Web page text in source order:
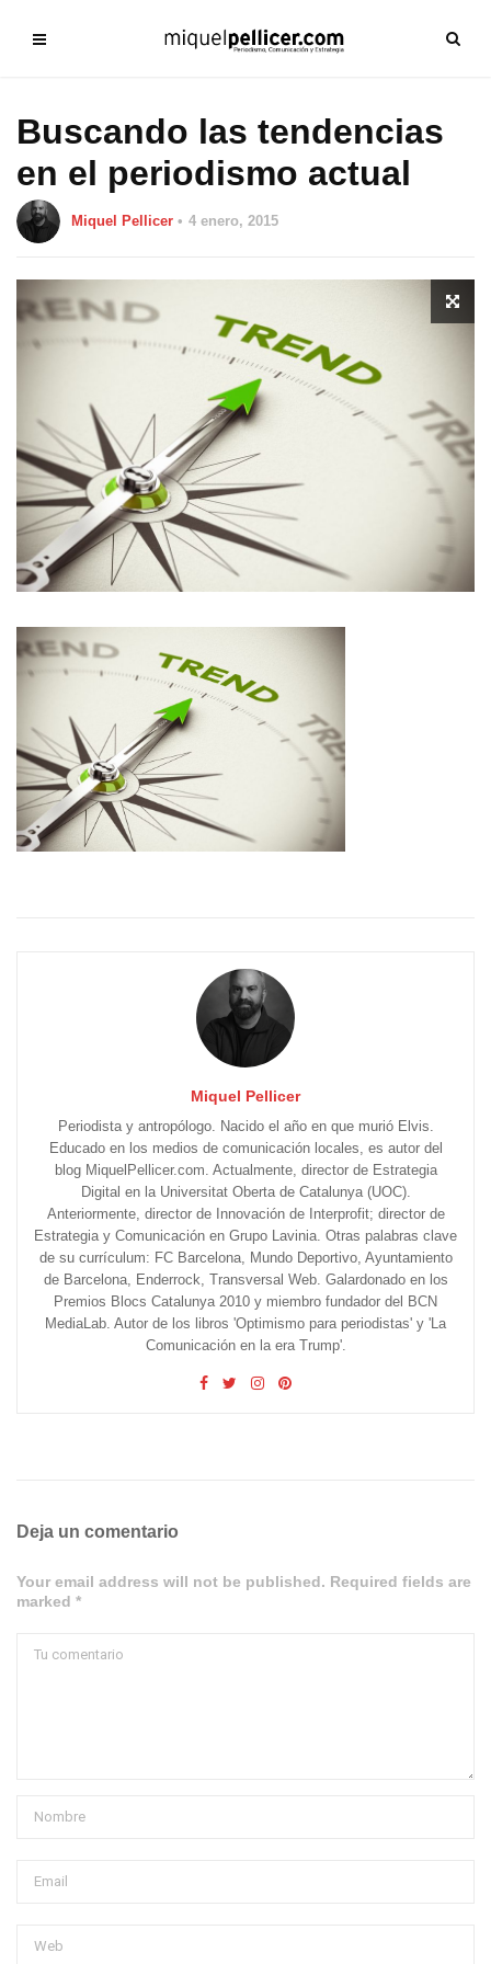
Buscando las tendencias
en el periodismo actual
Miquel Pellicer 4 enero, 2015
Miquel Pellicer
Periodista y antropólogo. Nacido el año en que murió Elvis.
Educado en los medios de comunicación locales, es autor del
blog MiquelPellicer.com. Actualmente, director de Estrategia
Digital en la Universitat Oberta de Catalunya (UOC).
Anteriormente, director de Innovación de Interprofit; director de
Estrategia y Comunicación en Grupo Lavinia. Otras palabras clave
de su currículum: FC Barcelona, Mundo Deportivo, Ayuntamiento
de Barcelona, Enderrock, Transversal Web. Galardonado en los
Premios Blocs Catalunya 2010 y miembro fundador del BCN
MediaLab. Autor de los libros 'Optimismo para periodistas' y 'La
Comunicación en la era Trump'.
Deja un comentario
Your email address will not be published. Required fields are
marked *